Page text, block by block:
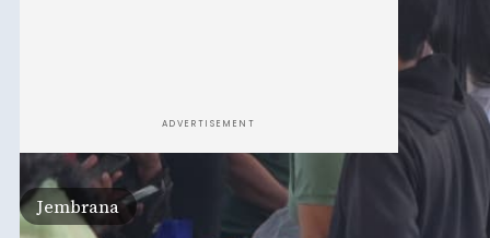
ADVERTISEMENT
Jembrana